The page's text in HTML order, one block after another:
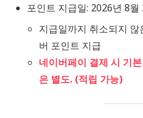
포인트 지급일: 2026년 8월
지급일까지 취소되지
버 포인트 지급
네이버페이 결제 시 기
은 별도. (적립 가능)